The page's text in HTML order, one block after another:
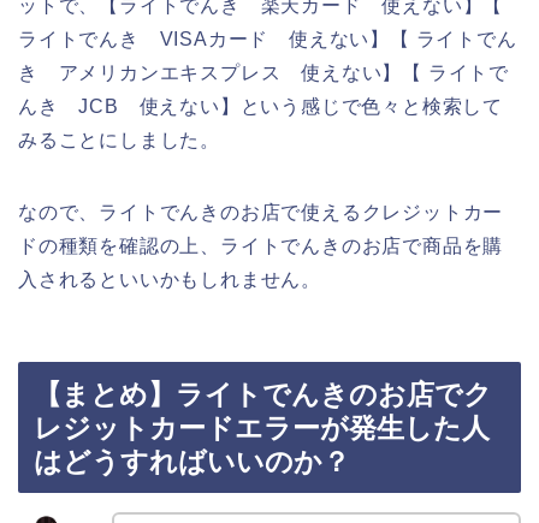
ットで、【ライトでんき 楽天カード 使えない】【
ライトでんき VISAカード 使えない】【 ライトでん
き アメリカンエキスプレス 使えない】【 ライトで
んき JCB 使えない】という感じで色々と検索して
みることにしました。
なので、ライトでんきのお店で使えるクレジットカー
ドの種類を確認の上、ライトでんきのお店で商品を購
入されるといいかもしれません。
【まとめ】ライトでんきのお店でク
レジットカードエラーが発生した人
はどうすればいいのか？